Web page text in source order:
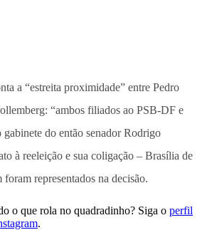
a “estreita proximidade” entre Pedro
“ambos filiados ao PSB-DF e
do então senador Rodrigo
à reeleição e sua coligação – Brasília de
representados na decisão.
o que rola no quadradinho? Siga o perfil
.